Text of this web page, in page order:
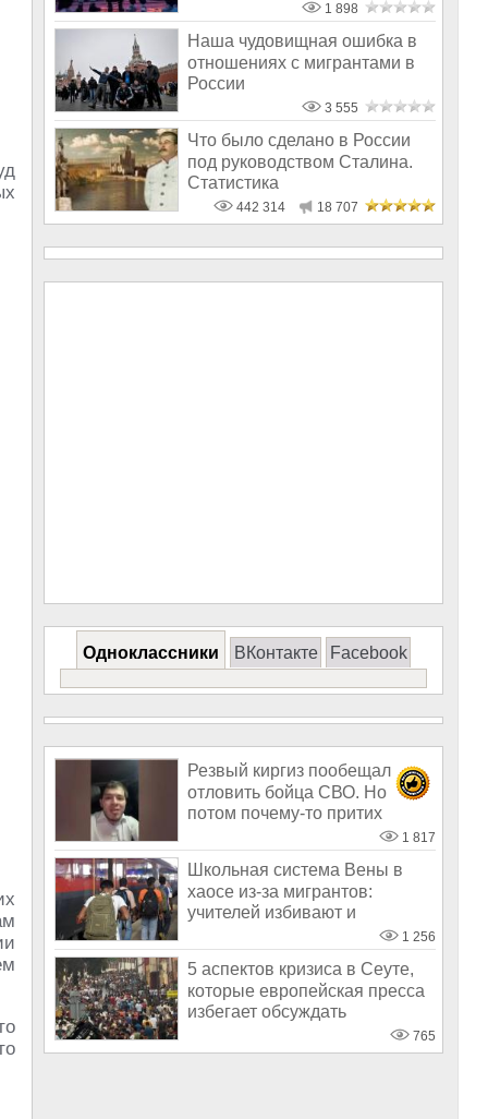
1 898
Наша чудовищная ошибка в
отношениях с мигрантами в
России
3 555
Что было сделано в России
под руководством Сталина.
Статистика
442 314 18 707
Одноклассники ВКонтакте Facebook
Резвый киргиз пообещал
отловить бойца СВО. Но
потом почему-то притих
1 817
Школьная система Вены в
хаосе из-за мигрантов:
учителей избивают и
1 256
5 аспектов кризиса в Сеуте,
которые европейская пресса
избегает обсуждать
765